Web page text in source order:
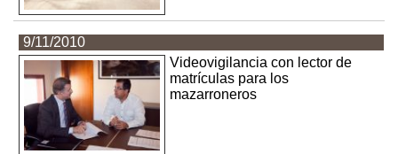
9/11/2010
Videovigilancia con lector de
matrículas para los
mazarroneros